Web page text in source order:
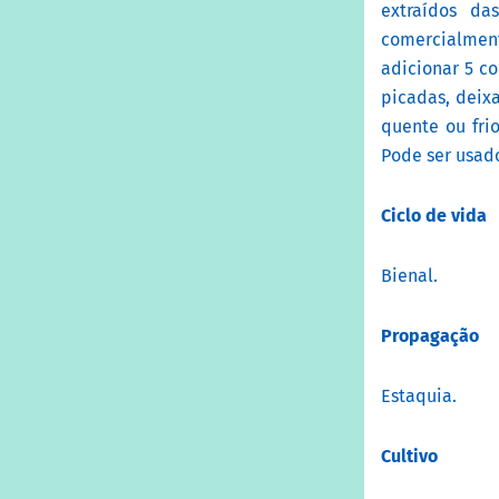
extraídos
adicionar 5
picadas,
quente ou
Pode ser
Ciclo de vida
Bienal.
Propagação
Estaquia.
Cultivo